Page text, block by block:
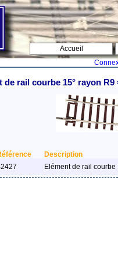
Accueil
de rail courbe 15° rayon
Description
Elément de rail